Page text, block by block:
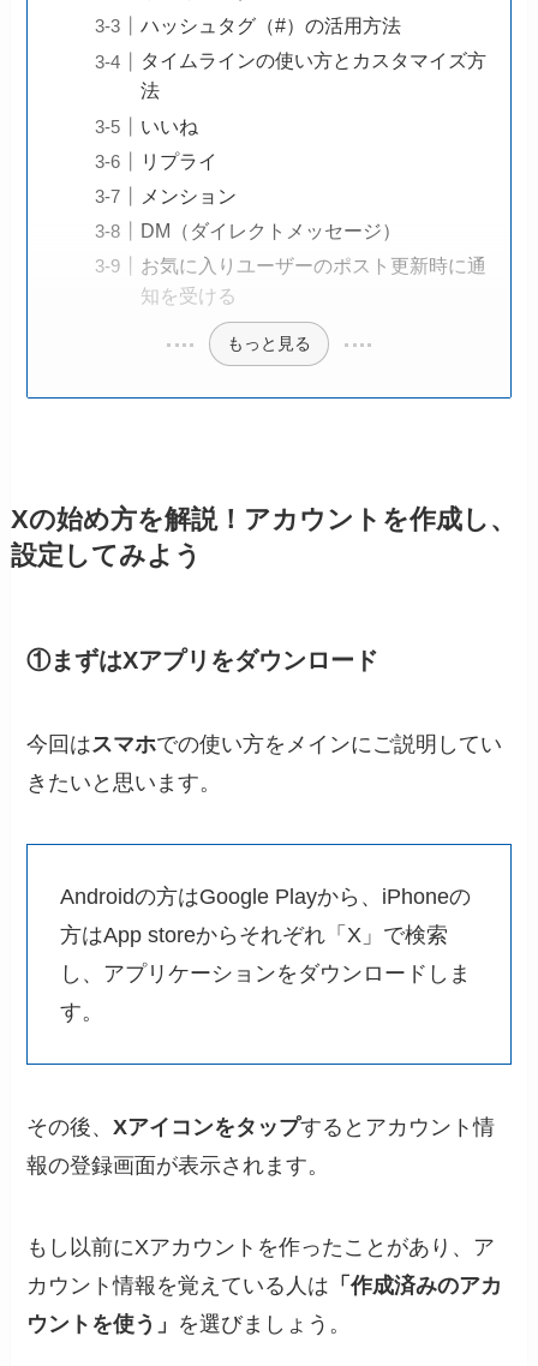
ハッシュタグ（#）の活用方法
タイムラインの使い方とカスタマイズ方
法
いいね
リプライ
メンション
DM（ダイレクトメッセージ）
お気に入りユーザーのポスト更新時に通
知を受ける
もっと見る
Xの始め方を解説！アカウントを作成し、
設定してみよう
①まずはXアプリをダウンロード
今回はスマホでの使い方をメインにご説明してい
きたいと思います。
Androidの方はGoogle Playから、iPhoneの
方はApp storeからそれぞれ「X」で検索
し、アプリケーションをダウンロードしま
す。
その後、Xアイコンをタップするとアカウント情
報の登録画面が表示されます。
もし以前にXアカウントを作ったことがあり、ア
カウント情報を覚えている人は 「作成済みのアカ
ウントを使う」 を選びましょう。